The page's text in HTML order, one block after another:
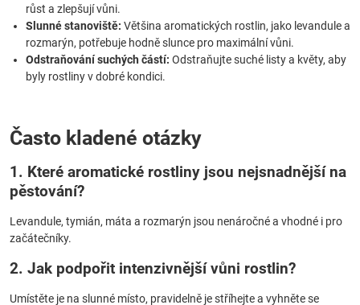
růst a zlepšují vůni.
Slunné stanoviště: Většina aromatických rostlin, jako levandule a
rozmarýn, potřebuje hodně slunce pro maximální vůni.
Odstraňování suchých částí: Odstraňujte suché listy a květy, aby
byly rostliny v dobré kondici.
Často kladené otázky
1. Které aromatické rostliny jsou nejsnadnější na
pěstování?
Levandule, tymián, máta a rozmarýn jsou nenáročné a vhodné i pro
začátečníky.
2. Jak podpořit intenzivnější vůni rostlin?
Umístěte je na slunné místo, pravidelně je stříhejte a vyhněte se